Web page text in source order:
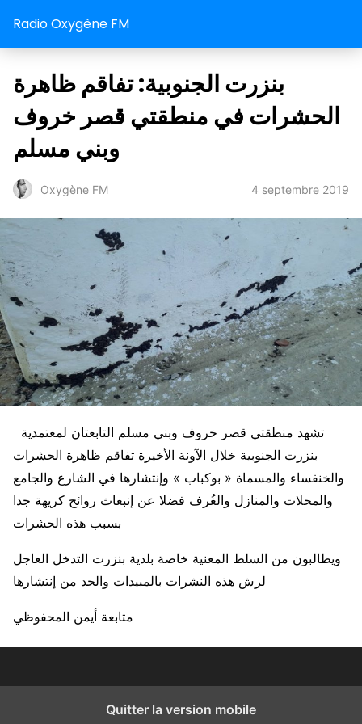
Radio Oxygène FM
بنزرت الجنوبية: تفاقم ظاهرة
الحشرات في منطقتي قصر خروف
وبني مسلم
Oxygène FM 4 septembre 2019
بنزرت الجنوبية خلال الآونة الأخيرة تفاقم ظاهرة الحشرات
والخنفساء والمسماة « بوكباب » وإنتشارها في الشارع والجامع
والمحلات والمنازل والغُرف فضلا عن إنبعاث روائح كريهة جدا
بسبب هذه الحشرات
ويطالبون من السلط المعنية خاصة بلدية بنزرت التدخل العاجل
لرش هذه النشرات بالمبيدات والحد من إنتشارها
متابعة أيمن المحفوظي
Quitter la version mobile